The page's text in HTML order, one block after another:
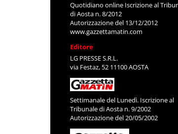
Quotidiano online Iscrizione al
di Aosta n. 8/2012
Autorizzazione del 13/12/2012
www.gazzettamatin.com
Editore
LG PRESSE S.R.L.
via Festaz, 52 11100 AOSTA
Settimanale del Lunedì. Iscrizione al
Tribunale di Aosta n. 9/2002
Autorizzazione del 20/05/2002